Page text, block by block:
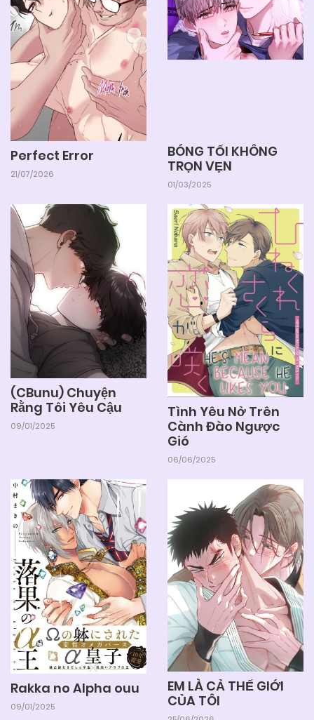
Perfect Error
21/07/2026
BÓNG TỐI KHÔNG
TRỌN VẸN
01/03/2025
(CBunu) Chuyện
Rằng Tôi Yêu Cậu
09/01/2025
Tình Yêu Nở Trên
Cành Đào Ngược
Gió
06/06/2025
Rakka no Alpha ouu
09/01/2025
EM LÀ CẢ THẾ GIỚI
CỦA TÔI